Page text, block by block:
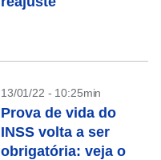
13/01/22 - 10:25min
Prova de vida do
INSS volta a ser
obrigatória: veja o